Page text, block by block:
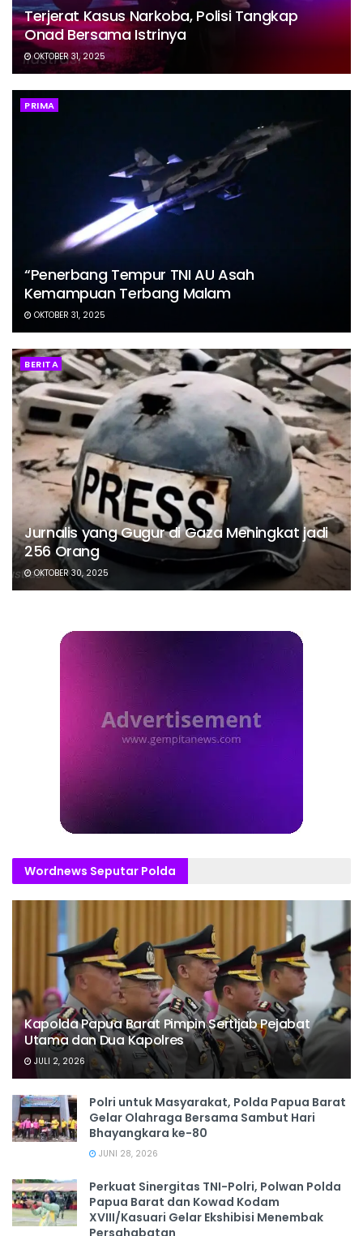
Terjerat Kasus Narkoba, Polisi Tangkap
Onad Bersama Istrinya
OKTOBER 31, 2025
PRIMA
“Penerbang Tempur TNI AU Asah
Kemampuan Terbang Malam
OKTOBER 31, 2025
BERITA
Jurnalis yang Gugur di Gaza Meningkat jadi
256 Orang
OKTOBER 30, 2025
Wordnews Seputar Polda
Kapolda Papua Barat Pimpin Sertijab Pejabat
Utama dan Dua Kapolres
JULI 2, 2026
Polri untuk Masyarakat, Polda Papua Barat
Gelar Olahraga Bersama Sambut Hari
Bhayangkara ke-80
JUNI 28, 2026
‎Perkuat Sinergitas TNI-Polri, Polwan Polda
Papua Barat dan Kowad Kodam
XVIII/Kasuari Gelar Ekshibisi Menembak